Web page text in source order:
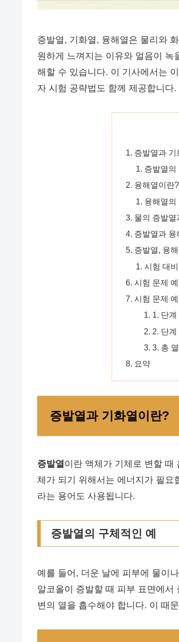
증발열, 기화열, 융해열은 물리와
원하게 느껴지는 이유와 얼음이 녹
해할 수 있습니다. 이 기사에서는
자 시험 공략법도 함께 제공합니다.
증발열과
증발열의
융해열이란?
융해열의
물의 증발
증발열과 융
증발열, 융
시험 대
시험 문제
시험 문제
1. 단
2. 단
3. 총
요약
증발열과 기화열이란?
증발열이란 액체가 기체로 변할 때
체가 되기 위해서는 에너지가 필요
라는 용어도 사용됩니다.
증발열의 구체적인 예
예를 들어, 더운 날에 피부에 물이
알코올이 증발할 때 피부 표면에
변의 열을 흡수해야 합니다. 이 때